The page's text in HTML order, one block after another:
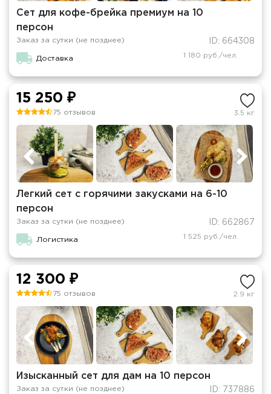
Сет для кофе-брейка премиум на 10
персон
Заказ за сутки (не позднее) ID: 664308
Доставка 1 180 руб./чел.
15 250 ₽
75 отзывов 3.5 кг
Легкий сет с горячими закусками на 6-10
персон
Заказ за сутки (не позднее) ID: 662867
Логистика 1 525 руб./чел.
12 300 ₽
75 отзывов 2.9 кг
Изысканный сет для дам на 10 персон
Заказ за сутки (не позднее) ID: 737886